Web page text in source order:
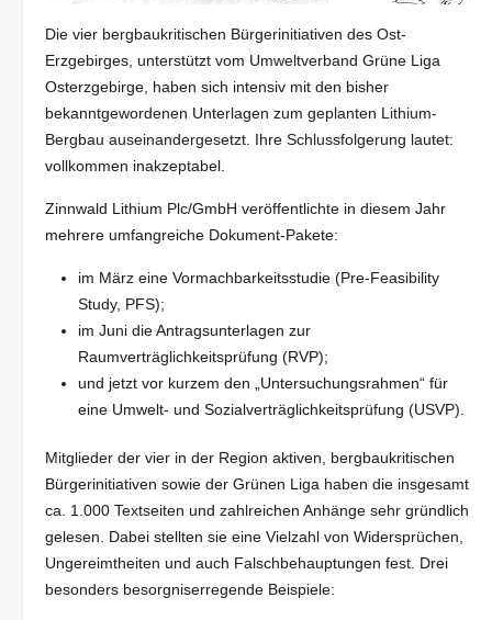
Die vier bergbaukritischen Bürgerinitiativen des Ost-
Erzgebirges, unterstützt vom Umweltverband Grüne Liga
Osterzgebirge, haben sich intensiv mit den bisher
bekanntgewordenen Unterlagen zum geplanten Lithium-
Bergbau auseinandergesetzt. Ihre Schlussfolgerung lautet:
vollkommen inakzeptabel.
Zinnwald Lithium Plc/GmbH veröffentlichte in diesem Jahr
mehrere umfangreiche Dokument-Pakete:
im März eine Vormachbarkeitsstudie (Pre-Feasibility
Study, PFS);
im Juni die Antragsunterlagen zur
Raumverträglichkeitsprüfung (RVP);
und jetzt vor kurzem den „Untersuchungsrahmen“ für
eine Umwelt- und Sozialverträglichkeitsprüfung (USVP).
Mitglieder der vier in der Region aktiven, bergbaukritischen
Bürgerinitiativen sowie der Grünen Liga haben die insgesamt
ca. 1.000 Textseiten und zahlreichen Anhänge sehr gründlich
gelesen. Dabei stellten sie eine Vielzahl von Widersprüchen,
Ungereimtheiten und auch Falschbehauptungen fest. Drei
besonders besorgniserregende Beispiele: